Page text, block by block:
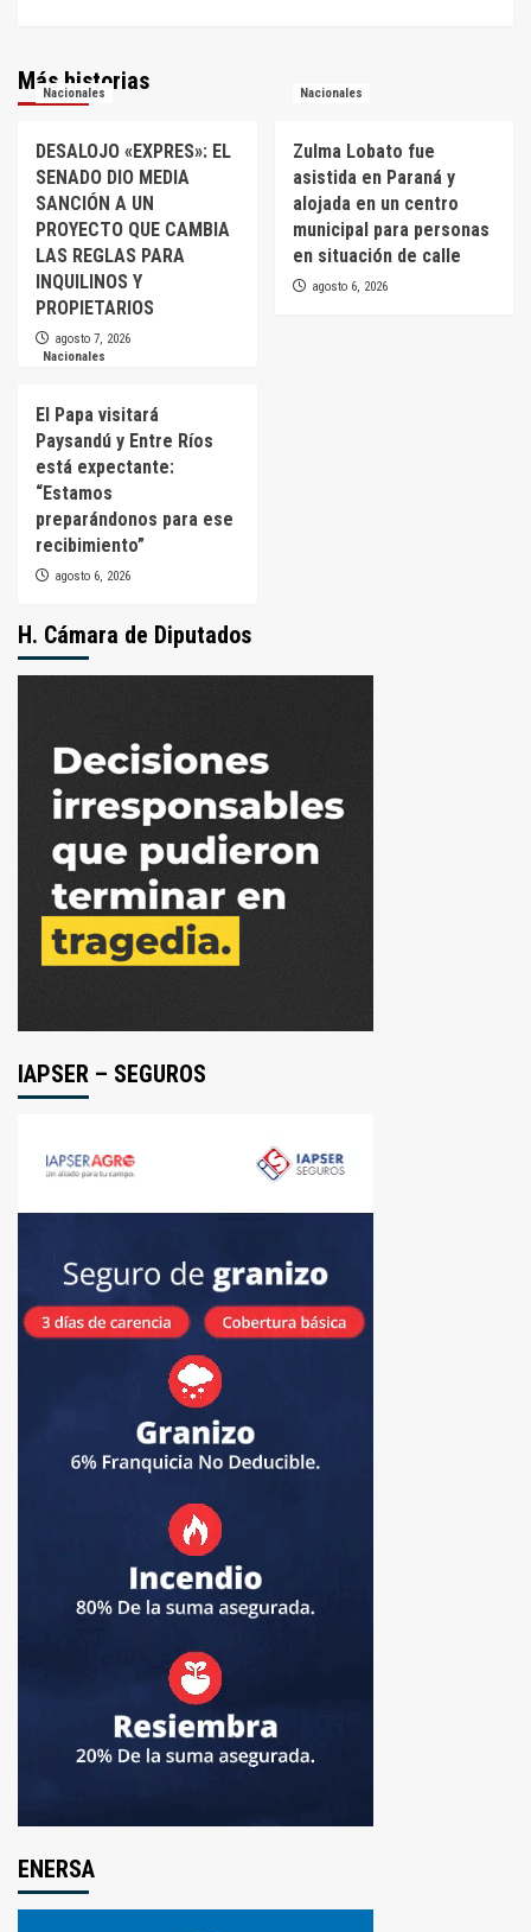
Más historias
Nacionales
DESALOJO «EXPRES»: EL
SENADO DIO MEDIA
SANCIÓN A UN
PROYECTO QUE CAMBIA
LAS REGLAS PARA
INQUILINOS Y
PROPIETARIOS
agosto 7, 2026
Nacionales
Zulma Lobato fue
asistida en Paraná y
alojada en un centro
municipal para personas
en situación de calle
agosto 6, 2026
Nacionales
El Papa visitará
Paysandú y Entre Ríos
está expectante:
“Estamos
preparándonos para ese
recibimiento”
agosto 6, 2026
H. Cámara de Diputados
IAPSER – SEGUROS
ENERSA